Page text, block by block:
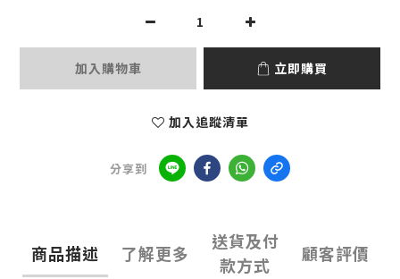
加入購物車 立即購買
加入追蹤清單
分享到
商品描述 了解更多
送貨及付
款方式
顧客評價